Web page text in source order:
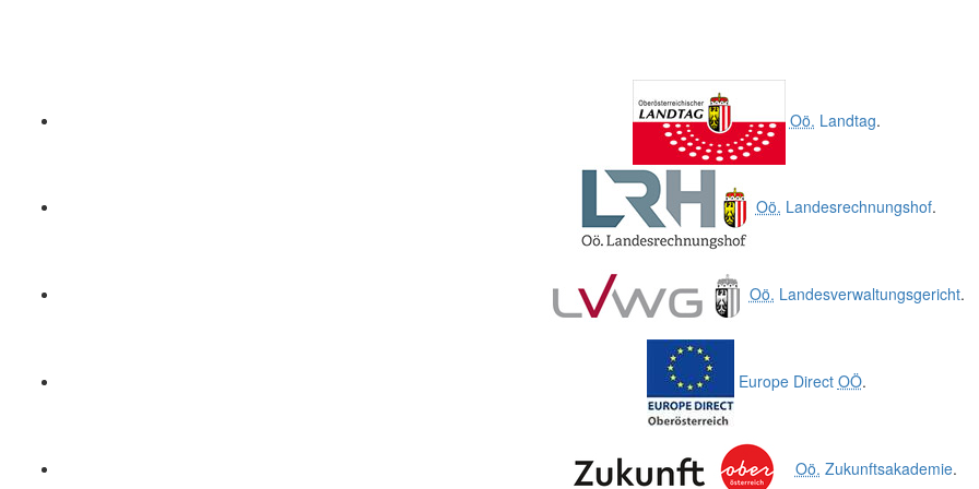
Oö. Landtag.
Oö. Landesrechnungshof.
Oö. Landesverwaltungsgericht.
Europe Direct OÖ.
Oö. Zukunftsakademie.